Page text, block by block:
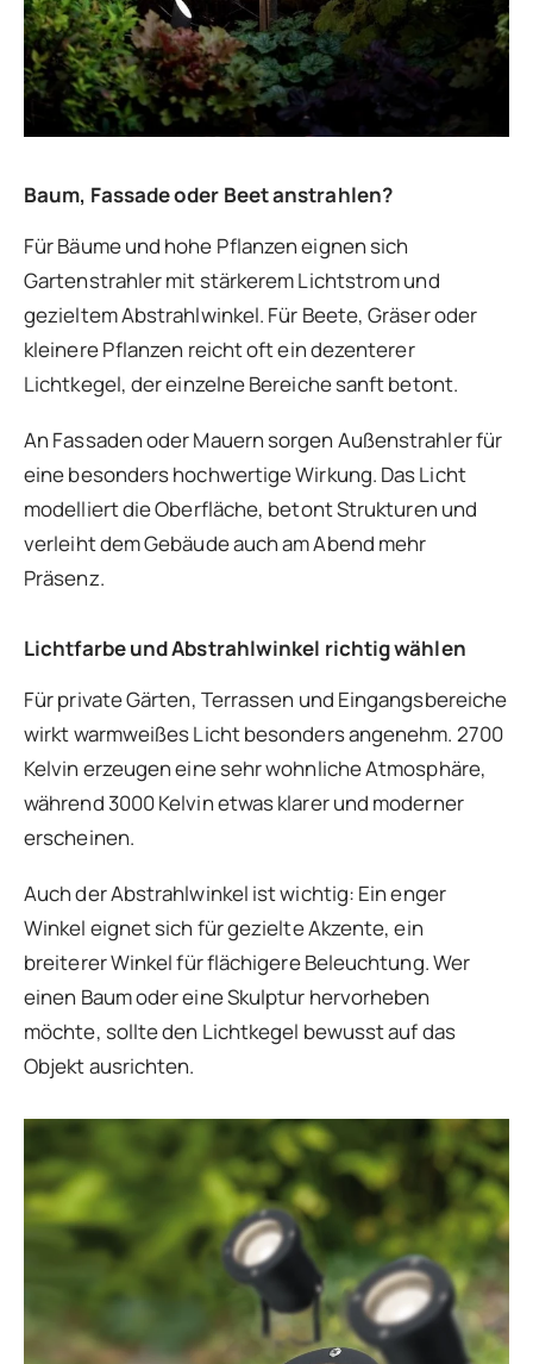
Baum, Fassade oder Beet anstrahlen?
Für Bäume und hohe Pflanzen eignen sich
Gartenstrahler mit stärkerem Lichtstrom und
gezieltem Abstrahlwinkel. Für Beete, Gräser oder
kleinere Pflanzen reicht oft ein dezenterer
Lichtkegel, der einzelne Bereiche sanft betont.
An Fassaden oder Mauern sorgen Außenstrahler für
eine besonders hochwertige Wirkung. Das Licht
modelliert die Oberfläche, betont Strukturen und
verleiht dem Gebäude auch am Abend mehr
Präsenz.
Lichtfarbe und Abstrahlwinkel richtig wählen
Für private Gärten, Terrassen und Eingangsbereiche
wirkt warmweißes Licht besonders angenehm. 2700
Kelvin erzeugen eine sehr wohnliche Atmosphäre,
während 3000 Kelvin etwas klarer und moderner
erscheinen.
Auch der Abstrahlwinkel ist wichtig: Ein enger
Winkel eignet sich für gezielte Akzente, ein
breiterer Winkel für flächigere Beleuchtung. Wer
einen Baum oder eine Skulptur hervorheben
möchte, sollte den Lichtkegel bewusst auf das
Objekt ausrichten.